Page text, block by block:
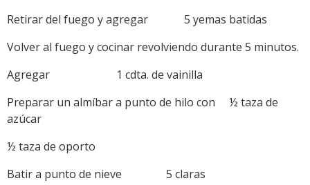
Retirar del fuego y agregar 5 yemas batidas
Volver al fuego y cocinar revolviendo durante 5 minutos.
Agregar 1 cdta. de vainilla
Preparar un almíbar a punto de hilo con ½ taza de
azúcar
½ taza de oporto
Batir a punto de nieve 5 claras